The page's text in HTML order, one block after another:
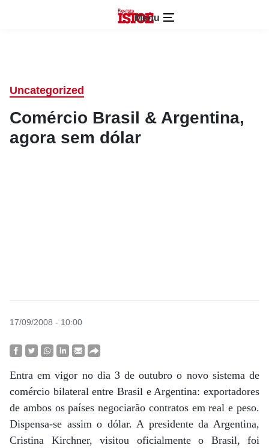
Menu
Uncategorized
Comércio Brasil & Argentina,
agora sem dólar
17/09/2008 - 10:00
Entra em vigor no dia 3 de outubro o novo sistema de
comércio bilateral entre Brasil e Argentina: exportadores
de ambos os países negociarão contratos em real e peso.
Dispensa-se assim o dólar. A presidente da Argentina,
Cristina Kirchner, visitou oficialmente o Brasil, foi